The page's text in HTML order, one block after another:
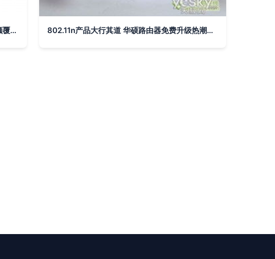
飞船造型八天线 华硕发布全球最快路由器，颠覆家庭网络体验 802.11n产品大行其道 华硕路由器免费升级热潮引发抢购